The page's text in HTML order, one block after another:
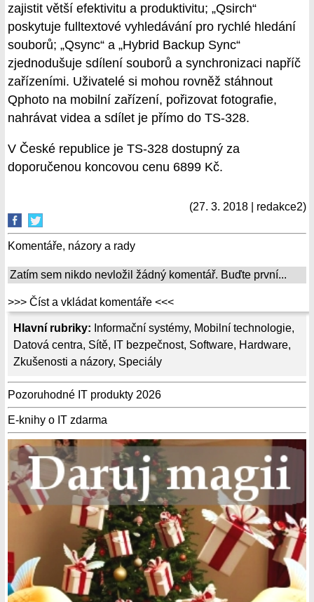
Hlavní rubriky: Informační systémy, Mobilní technologie,
Datová centra, Sítě, IT bezpečnost, Software, Hardware,
Zkušenosti a názory, Speciály
Pozoruhodné IT produkty 2026
E-knihy o IT zdarma
zajistit větší efektivitu a produktivitu; „Qsirch“
poskytuje fulltextové vyhledávání pro rychlé hledání
souborů; „Qsync“ a „Hybrid Backup Sync“
zjednodušuje sdílení souborů a synchronizaci napříč
zařízeními. Uživatelé si mohou rovněž stáhnout
Qphoto na mobilní zařízení, pořizovat fotografie,
nahrávat videa a sdílet je přímo do TS-328.
V České republice je TS-328 dostupný za
doporučenou koncovou cenu 6899 Kč.
(27. 3. 2018 | redakce2)
Komentáře, názory a rady
Zatím sem nikdo nevložil žádný komentář. Buďte první...
>>> Číst a vkládat komentáře <<<